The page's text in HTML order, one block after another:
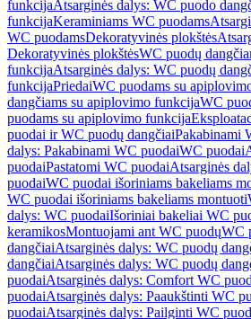
funkcijaAtsarginės dalys: WC puodo
funkcijaKeraminiams WC puodams
WC puodamsDekoratyvinės plokštės
Dekoratyvinės plokštėsWC puodų
funkcijaAtsarginės dalys: WC puodų
funkcijaPriedaiWC puodams su
dangčiams su apiplovimo funkcijaWC
puodams su apiplovimo funkcija
puodai ir WC puodų dangčiaiPakabinami
dalys: Pakabinami WC puodaiWC puodai
puodaiPastatomi WC puodaiAtsarginės
puodaiWC puodai išoriniams bakeliams
WC puodai išoriniams bakeliams montuoti
dalys: WC puodaiIšoriniai bakeliai WC
keramikosMontuojami ant WC puodųWC
dangčiaiAtsarginės dalys: WC puodų
dangčiaiAtsarginės dalys: WC puodų
puodaiAtsarginės dalys: Comfort WC
puodaiAtsarginės dalys: Paaukštinti WC
puodaiAtsarginės dalys: Pailginti WC